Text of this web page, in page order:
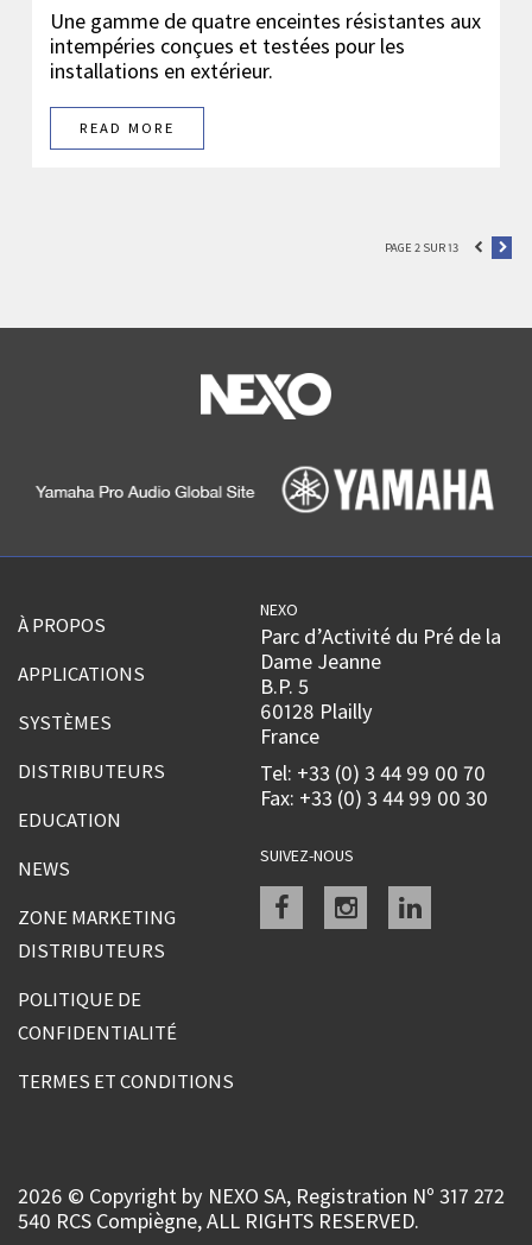
Une gamme de quatre enceintes résistantes aux
intempéries conçues et testées pour les
installations en extérieur.
READ MORE
PAGE 2 SUR 13
À PROPOS
APPLICATIONS
SYSTÈMES
DISTRIBUTEURS
EDUCATION
NEWS
ZONE MARKETING
DISTRIBUTEURS
POLITIQUE DE
CONFIDENTIALITÉ
TERMES ET CONDITIONS
NEXO
Parc d’Activité du Pré de la
Dame Jeanne
B.P. 5
60128 Plailly
France
Tel: +33 (0) 3 44 99 00 70
Fax: +33 (0) 3 44 99 00 30
SUIVEZ-NOUS
Facebookinstagramlinkedin
2026 © Copyright by NEXO SA, Registration Nº 317 272
540 RCS Compiègne, ALL RIGHTS RESERVED.